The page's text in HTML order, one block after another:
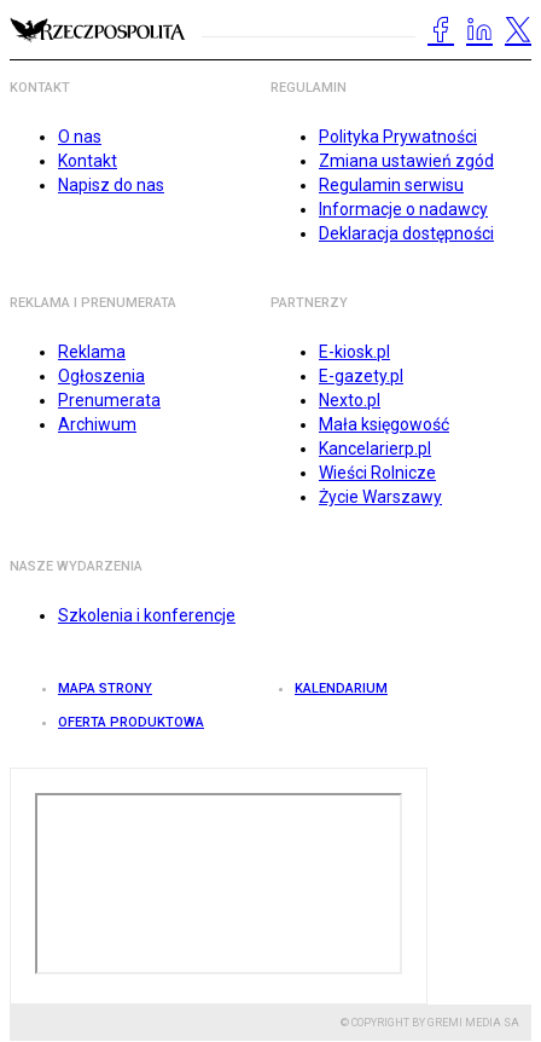
KONTAKT
O nas
Kontakt
Napisz do nas
REGULAMIN
Polityka Prywatności
Zmiana ustawień zgód
Regulamin serwisu
Informacje o nadawcy
Deklaracja dostępności
REKLAMA I PRENUMERATA
Reklama
Ogłoszenia
Prenumerata
Archiwum
PARTNERZY
E-kiosk.pl
E-gazety.pl
Nexto.pl
Mała księgowość
Kancelarierp.pl
Wieści Rolnicze
Życie Warszawy
NASZE WYDARZENIA
Szkolenia i konferencje
MAPA STRONY KALENDARIUM
OFERTA PRODUKTOWA
© COPYRIGHT BY GREMI MEDIA SA